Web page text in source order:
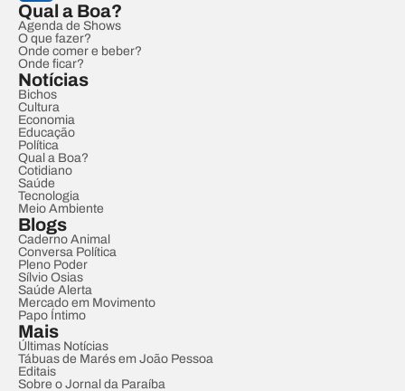
Qual a Boa?
Agenda de Shows
O que fazer?
Onde comer e beber?
Onde ficar?
Notícias
Bichos
Cultura
Economia
Educação
Política
Qual a Boa?
Cotidiano
Saúde
Tecnologia
Meio Ambiente
Blogs
Caderno Animal
Conversa Política
Pleno Poder
Sílvio Osias
Saúde Alerta
Mercado em Movimento
Papo Íntimo
Mais
Últimas Notícias
Tábuas de Marés em João Pessoa
Editais
Sobre o Jornal da Paraíba